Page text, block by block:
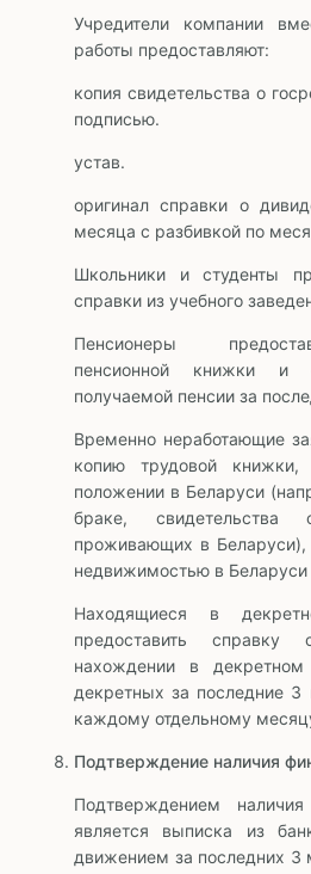
Учредители компании
работы предоставляют:
копия свидетельства о
подписью.
устав.
оригинал справки о
месяца с разбивкой по
Школьники и студенты
справки из учебного
Пенсионеры
пенсионной книжки и
получаемой пенсии за
Временно неработающие
копию трудовой
положении в Беларуси
браке,
проживающих в
недвижимостью в Беларуси
Находящиеся в
предоставить
нахождении в
декретных за последние
каждому отдельному
Подтверждение наличия
Подтверждением
является выписка из
движением за последних